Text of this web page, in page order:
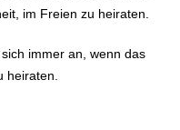
im Freien zu heiraten.
sich immer an, wenn das
heiraten.